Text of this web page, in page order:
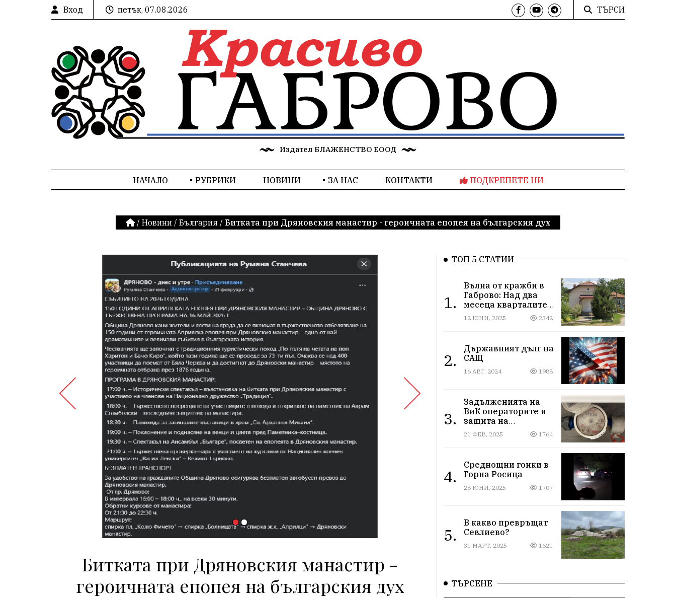
Вход петък, 07.08.2026 ТЪРСИ
Издател БЛАЖЕНСТВО ЕООД
НАЧАЛО РУБРИКИ НОВИНИ ЗА НАС КОНТАКТИ ПОДКРЕПЕТЕ НИ
/ Новини / България / Битката при Дряновския манастир - героичната епопея на българския дух
Битката при Дряновския манастир -
героичната епопея на българския дух
ТОП 5 СТАТИИ
1.
Вълна от кражби в
Габрово: Над два
месеца кварталите
Русевци и Младост
под обсада
12 ЮНИ, 2025 2342
2.
Държавният дълг на
САЩ
16 АВГ, 2024 1988
3.
Задълженията на
ВиК операторите и
защита на
потребителите.
„Кражба на вода и
21 ФЕВ, 2025 1764
4.
Среднощни гонки в
Горна Росица
28 ЮНИ, 2025 1707
5.
В какво превръщат
Севлиево?
31 МАРТ, 2025 1621
ТЪРСЕНЕ